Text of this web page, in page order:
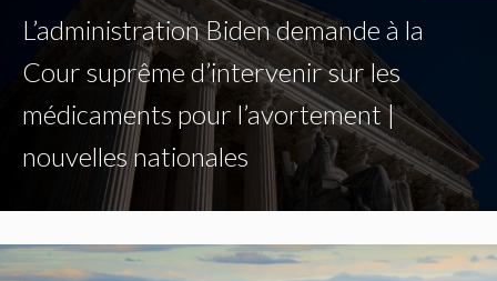
L’administration Biden demande à la
Cour suprême d’intervenir sur les
médicaments pour l’avortement |
nouvelles nationales